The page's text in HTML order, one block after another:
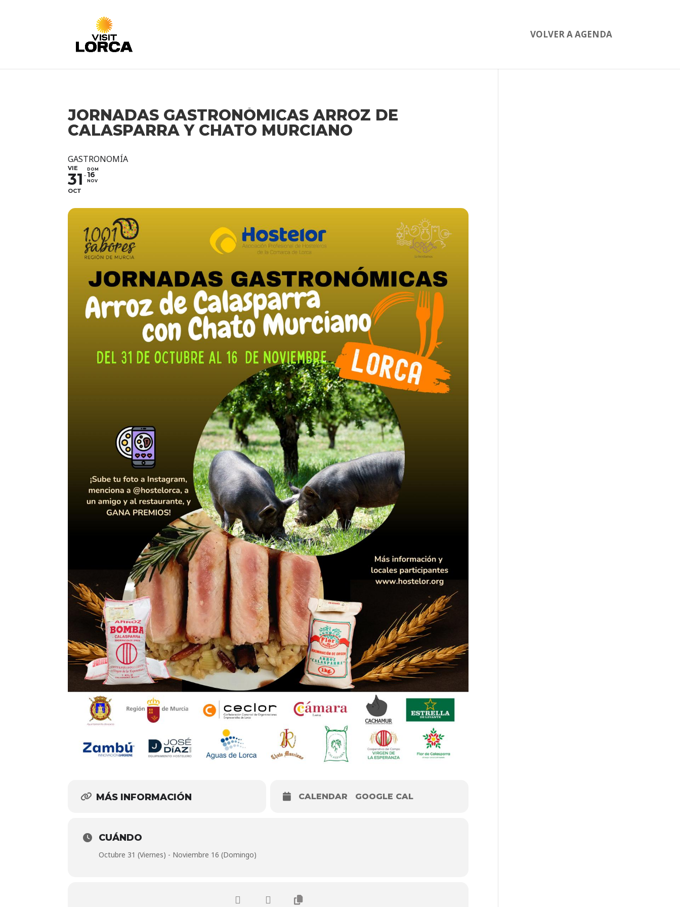
VOLVER A AGENDA
JORNADAS GASTRONÓMICAS ARROZ DE
CALASPARRA Y CHATO MURCIANO
GASTRONOMÍA
VIE
31
OCT
DOM
16
NOV
MÁS INFORMACIÓN CALENDAR GOOGLE CAL
CUÁNDO
Octubre 31 (Viernes) - Noviembre 16 (Domingo)